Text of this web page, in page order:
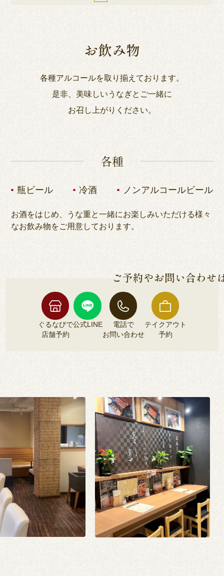
お飲み物
各種アルコールを取り揃えております。
是非、美味しいうなぎとご一緒に
お召し上がりください。
各種
瓶ビール 冷酒 ノンアルコールビール
お酒をはじめ、うな重と一緒にお楽しみいただける様々
なお飲み物をご用意しております。
ご予約やお問い合わせ
ぐるなびで
店舗予約
公式LINE
電話で
お問い合わせ
テイクアウト
予約